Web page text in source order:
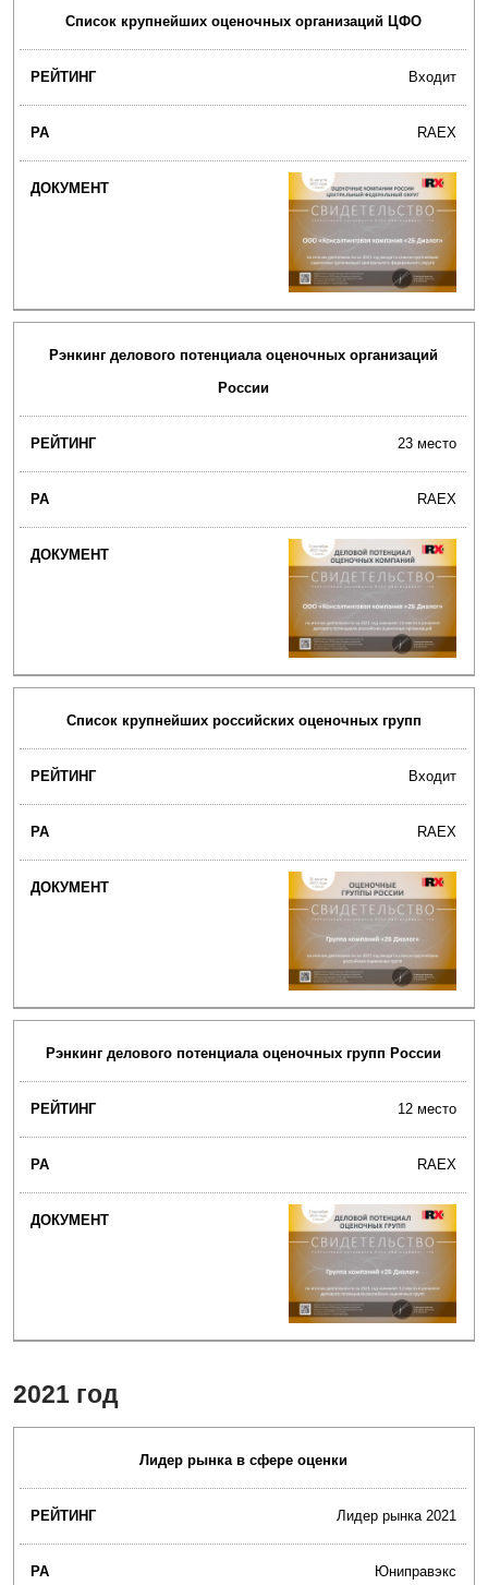
Список крупнейших оценочных организаций ЦФО
Входит
RAEX
Рэнкинг делового потенциала оценочных организаций
России
23 место
RAEX
Список крупнейших российских оценочных групп
Входит
RAEX
Рэнкинг делового потенциала оценочных групп России
12 место
RAEX
2021 год
Лидер рынка в сфере оценки
Лидер рынка 2021
Юниправэкс